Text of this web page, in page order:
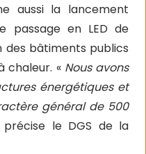
aussi la lancement
passage en LED de
des bâtiments publics
chaleur. «Nous avons
énergétiques et
général de 500
précise le DGS de la